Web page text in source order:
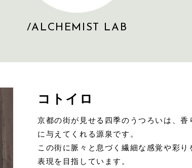
/ALCHEMIST LAB
コトイロ
京都の街が見せる四季のうつろいは、
に与えてくれる源泉です。
この街に脈々と息づく繊細な感覚や彩
表現を目指しています。